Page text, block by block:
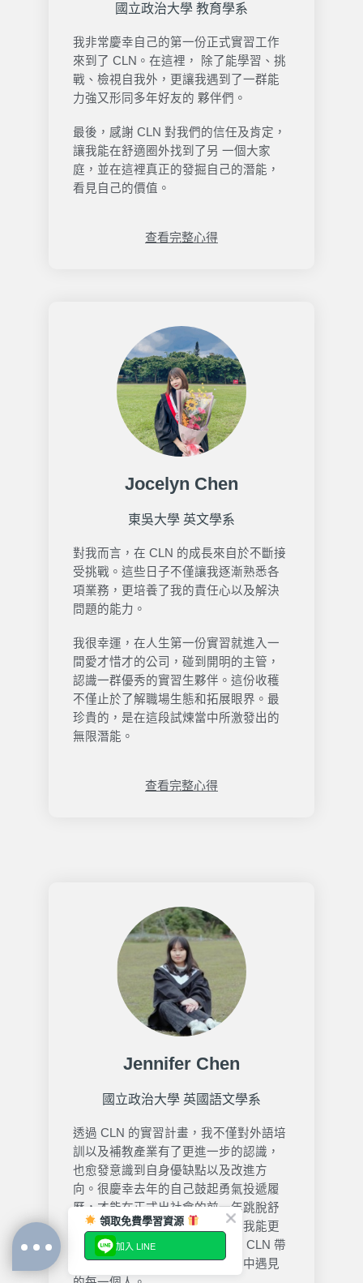
國立政治大學 教育學系
我非常慶幸自己的第一份正式實習工作
來到了 CLN。在這裡， 除了能學習、挑
戰、檢視自我外，更讓我遇到了一群能
力強又形同多年好友的 夥伴們。
最後，感謝 CLN 對我們的信任及肯定，
讓我能在舒適圈外找到了另 一個大家
庭，並在這裡真正的發掘自己的潛能，
看見自己的價值。
查看完整心得
Jocelyn Chen
東吳大學 英文學系
對我而言，在 CLN 的成長來自於不斷接
受挑戰。這些日子不僅讓我逐漸熟悉各
項業務，更培養了我的責任心以及解決
問題的能力。
我很幸運，在人生第一份實習就進入一
間愛才惜才的公司，碰到開明的主管，
認識一群優秀的實習生夥伴。這份收穫
不僅止於了解職場生態和拓展眼界。最
珍貴的，是在這段試煉當中所激發出的
無限潛能。
查看完整心得
Jennifer Chen
國立政治大學 英國語文學系
透過 CLN 的實習計畫，我不僅對外語培
訓以及補教產業有了更進一步的認識，
也愈發意識到自身優缺點以及改進方
向。很慶幸去年的自己鼓起勇氣投遞履
歷，才能在正式出社會的前一年跳脫舒
適圈並加入這個溫暖的團隊，讓我能更
有自信地面對之後的挑戰。謝謝 CLN 帶
給我成長與改變，也感謝這一年中遇見
領取免費學習資源
加入 LINE